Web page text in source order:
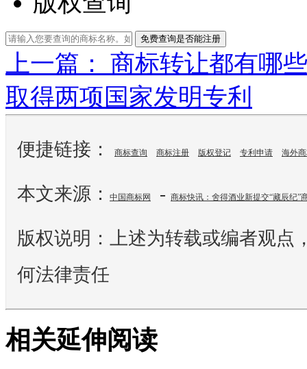
免费查询是否能注册
上一篇： 商标转让都有哪
取得两项国家发明专利
便捷链接： 商标查询 商标注册 版权登记 专利申请 海外
本文来源： 中国商标网 - 商标快讯：舍得酒业新提交“藏辰纪”
版权说明：上述为转载或编者观点
何法律责任
相关延伸阅读